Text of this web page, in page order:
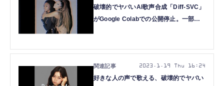
破壊的でヤバいAI歌声合成「Diff-SVC」
がGoogle Colabでの公開停止。一部ユ
好きな人の声で歌える、破壊的でヤバい
2023.1.19 Thu 16:24